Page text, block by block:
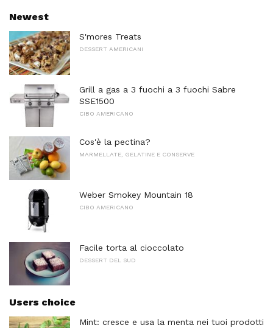
Newest
S'mores Treats
DESSERT AMERICANI
Grill a gas a 3 fuochi a 3 fuochi Sabre
SSE1500
CIBO AMERICANO
Cos'è la pectina?
MARMELLATE, GELATINE E CONSERVE
Weber Smokey Mountain 18
CIBO AMERICANO
Facile torta al cioccolato
DESSERT DEL SUD
Users choice
Mint: cresce e usa la menta nei tuoi prodotti